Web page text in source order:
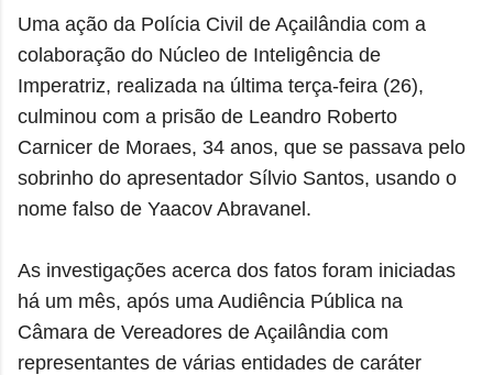
Uma ação da Polícia Civil de Açailândia com a
colaboração do Núcleo de Inteligência de
Imperatriz, realizada na última terça-feira (26),
culminou com a prisão de Leandro Roberto
Carnicer de Moraes, 34 anos, que se passava pelo
sobrinho do apresentador Sílvio Santos, usando o
nome falso de Yaacov Abravanel.
As investigações acerca dos fatos foram iniciadas
há um mês, após uma Audiência Pública na
Câmara de Vereadores de Açailândia com
representantes de várias entidades de caráter